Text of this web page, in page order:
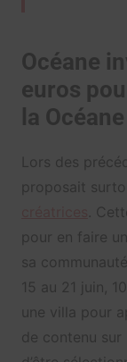
Océane
euros
la
Lors des
proposait
.
pour en faire
sa
15 au 21 juin,
une villa pour
de contenu sur